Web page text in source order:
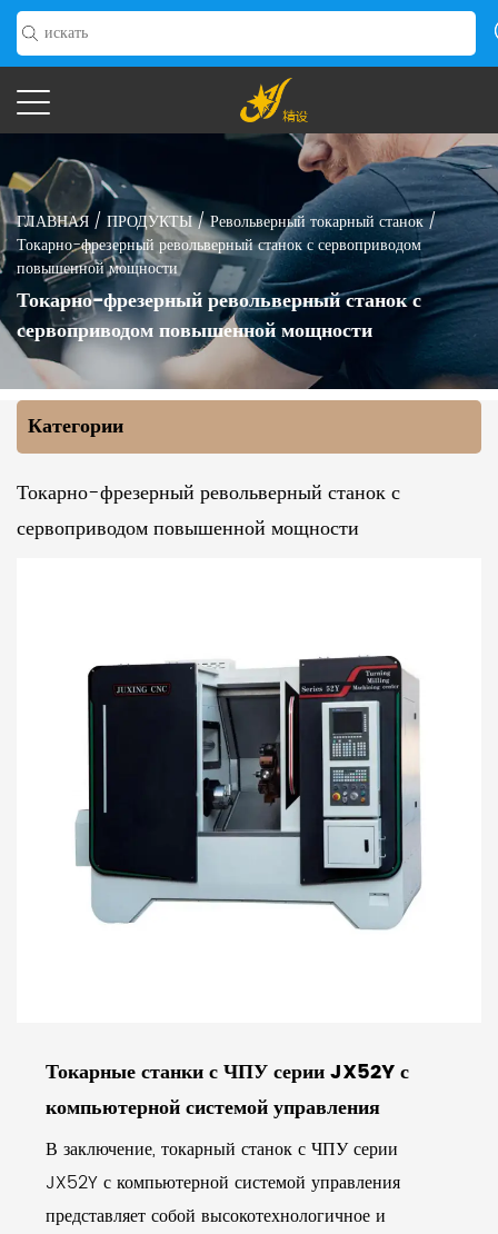
ГЛАВНАЯ / ПРОДУКТЫ/Револьверный токарный станок/
Токарно-фрезерный револьверный станок с сервоприводом
повышенной мощности
Токарно-фрезерный револьверный станок с
сервоприводом повышенной мощности
Категории
Токарно-фрезерный револьверный станок с
сервоприводом повышенной мощности
Токарные станки с ЧПУ серии JX52Y с
компьютерной системой управления
В заключение, токарный станок с ЧПУ серии
JX52Y с компьютерной системой управления
представляет собой высокотехнологичное и